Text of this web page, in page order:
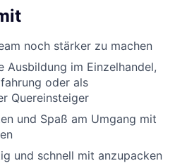
noch stärker zu machen
Ausbildung im Einzelhandel,
oder als
Quereinsteiger
und Spaß am Umgang mit
und schnell mit anzupacken